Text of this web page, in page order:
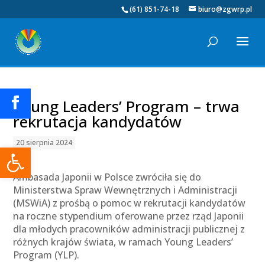
Otwórz pasek narzędzi
(61) 851-74-18 biuro@zgwrp.pl
Young Leaders’ Program – trwa
rekrutacja kandydatów
20 sierpnia 2024
Ambasada Japonii w Polsce zwróciła się do
Ministerstwa Spraw Wewnętrznych i Administracji
(MSWiA) z prośbą o pomoc w rekrutacji kandydatów
na roczne stypendium oferowane przez rząd Japonii
dla młodych pracowników administracji publicznej z
różnych krajów świata, w ramach Young Leaders’
Program (YLP).